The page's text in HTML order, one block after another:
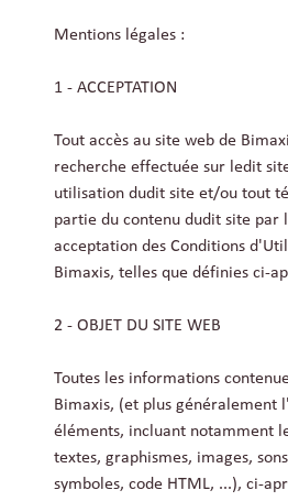
Mentions légales :
1 - ACCEPTATION
Tout accès au site web de
recherche effectuée sur ledit
utilisation dudit site et/ou tout
partie du contenu dudit site par
acceptation des Conditions
Bimaxis, telles que définies ci-
2 - OBJET DU SITE WEB
Toutes les informations
Bimaxis, (et plus généralement
éléments, incluant notamment
textes, graphismes, images,
symboles, code HTML, ...), ci-